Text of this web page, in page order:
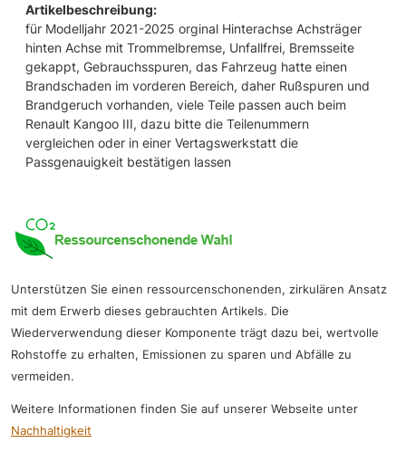
Artikelbeschreibung:
für Modelljahr 2021-2025 orginal Hinterachse Achsträger
hinten Achse mit Trommelbremse, Unfallfrei, Bremsseite
gekappt, Gebrauchsspuren, das Fahrzeug hatte einen
Brandschaden im vorderen Bereich, daher Rußspuren und
Brandgeruch vorhanden, viele Teile passen auch beim
Renault Kangoo III, dazu bitte die Teilenummern
vergleichen oder in einer Vertagswerkstatt die
Passgenauigkeit bestätigen lassen
Unterstützen Sie einen ressourcenschonenden, zirkulären Ansatz
mit dem Erwerb dieses gebrauchten Artikels. Die
Wiederverwendung dieser Komponente trägt dazu bei, wertvolle
Rohstoffe zu erhalten, Emissionen zu sparen und Abfälle zu
vermeiden.
Weitere Informationen finden Sie auf unserer Webseite unter
Nachhaltigkeit